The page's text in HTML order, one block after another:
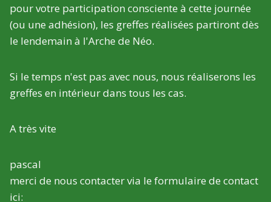
pour votre participation consciente à cette journée
(ou une adhésion), les greffes réalisées partiront dès
le lendemain à l'Arche de Néo.
Si le temps n'est pas avec nous, nous réaliserons les
greffes en intérieur dans tous les cas.
A très vite
pascal
merci de nous contacter via le formulaire de contact
ici: